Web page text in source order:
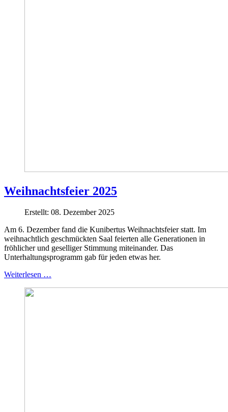
Weihnachtsfeier 2025
Erstellt: 08. Dezember 2025
Am 6. Dezember fand die Kunibertus Weihnachtsfeier statt. Im
weihnachtlich geschmückten Saal feierten alle Generationen in
fröhlicher und geselliger Stimmung miteinander. Das
Unterhaltungsprogramm gab für jeden etwas her.
Weiterlesen …